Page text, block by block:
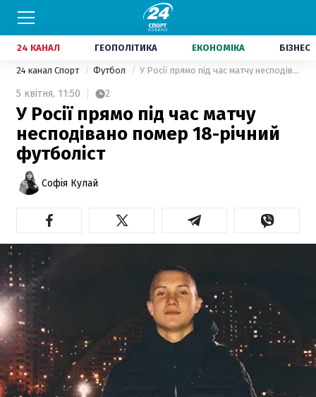
24 КАНАЛ ГЕОПОЛІТИКА ЕКОНОМІКА БІЗНЕС
24 канал Спорт Футбол У Росії прямо під час матчу несподівано помер 18-річний футболіст
5 квітня, 11:50 2
У Росії прямо під час матчу
несподівано помер 18-річний
футболіст
Софія Кулай